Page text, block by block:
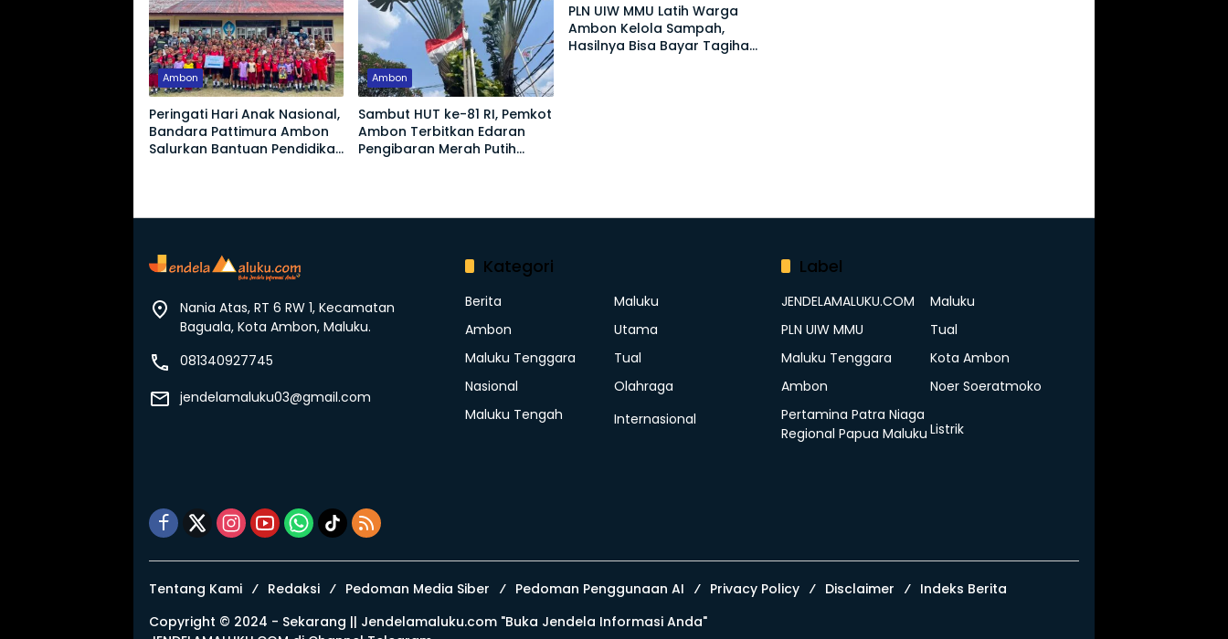
Ambon
Peringati Hari Anak Nasional,
Bandara Pattimura Ambon
Salurkan Bantuan Pendidikan
Ambon
Sambut HUT ke-81 RI, Pemkot
Ambon Terbitkan Edaran
Pengibaran Merah Putih
PLN UIW MMU Latih Warga
Ambon Kelola Sampah,
Hasilnya Bisa Bayar Tagihan
Nania Atas, RT 6 RW 1, Kecamatan
Baguala, Kota Ambon, Maluku.
081340927745
jendelamaluku03@gmail.com
Kategori
Berita
Maluku
Ambon
Utama
Maluku Tenggara
Tual
Nasional
Olahraga
Maluku Tengah
Internasional
Label
JENDELAMALUKU.COM
Maluku
PLN UIW MMU
Tual
Maluku Tenggara
Kota Ambon
Ambon
Noer Soeratmoko
Pertamina Patra Niaga
Regional Papua Maluku Listrik
Tentang Kami Redaksi Pedoman Media Siber Pedoman Penggunaan AI Privacy Policy Disclaimer
Indeks Berita
Copyright © 2024 - Sekarang || Jendelamaluku.com "Buka Jendela Informasi Anda"